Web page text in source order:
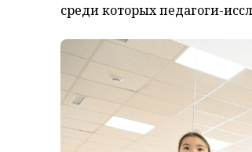
среди которых педагоги-